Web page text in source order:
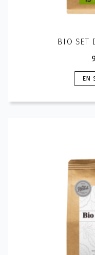
BIO SET
EN
Ce
être
sur
la
du